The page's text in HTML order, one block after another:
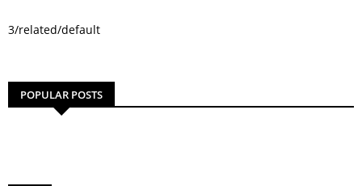
3/related/default
POPULAR POSTS